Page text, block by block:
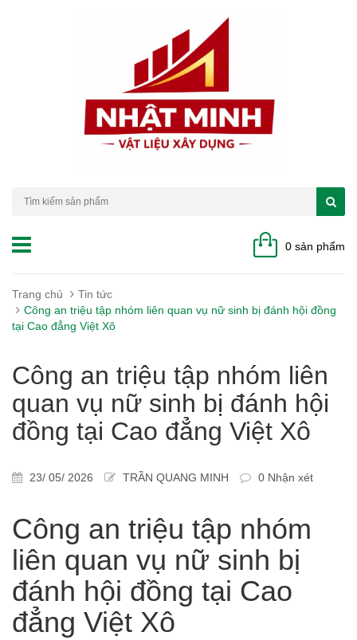
0 sản phẩm
Trang chủ
Tin tức
Công an triệu tập nhóm liên quan vụ nữ sinh bị đánh hội đồng
tại Cao đẳng Việt Xô
Công an triệu tập nhóm liên
quan vụ nữ sinh bị đánh hội
đồng tại Cao đẳng Việt Xô
23/ 05/ 2026 TRẦN QUANG MINH 0 Nhận xét
Công an triệu tập nhóm
liên quan vụ nữ sinh bị
đánh hội đồng tại Cao
đẳng Việt Xô